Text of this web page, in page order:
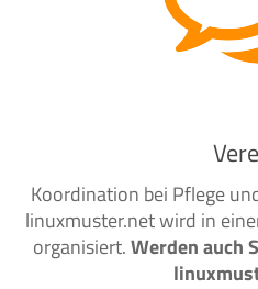
Koordination bei Pflege
linuxmuster.net wird in
organisiert.Werden auch